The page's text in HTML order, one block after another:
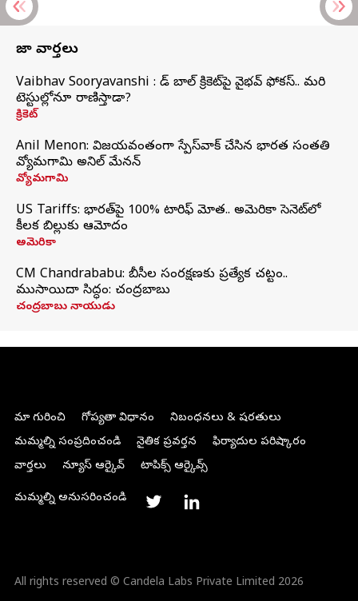
తాజా వార్తలు
Vaibhav Sooryavanshi : రెడ్ బాల్ క్రికెట్‌పై వైభవ్ ఫోకస్.. మరి
టెస్టుల్లోనూ రాణిస్తాడా?
క్రికెట్
Anil Menon: విజయవంతంగా స్పేస్‌వాక్‌ చేసిన భారత సంతతి
వ్యోమగామి అనిల్‌ మేనన్
వ్యోమగామి
US Tariffs: భారత్‌పై 100% టారిఫ్‌ మోత.. అమెరికా సెనెట్‌లో
కీలక బిల్లుకు ఆమోదం
అమెరికా
CM Chandrababu: బీసీల సంరక్షణకు ప్రత్యేక చట్టం..
ముసాయిదా సిద్ధం: చంద్రబాబు
చంద్రబాబు నాయుడు
మా గురించి గోప్యతా విధానం
నిబంధనలు & షరతులు
మమ్మల్ని సంప్రదించండి
నైతిక ప్రవర్తన
ఫిర్యాదుల పరిష్కారం
వార్తలు
న్యూస్ ఆర్కైవ్ టాపిక్స్ ఆర్కైవ్స్
మమ్మల్ని అనుసరించండి
All rights reserved © Candela Labs Private Limited 2026